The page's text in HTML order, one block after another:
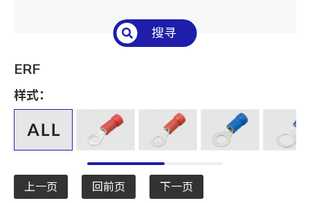
搜寻
ERF
样式：
上一页 回前页 下一页